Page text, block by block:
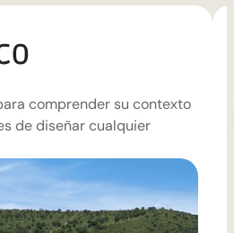
comprender su contexto
de diseñar cualquier